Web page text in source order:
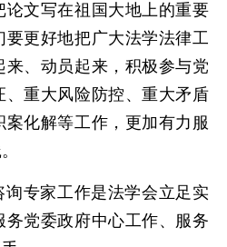
论文写在祖国大地上的重要
更好地把广大法学法律工
、动员起来，积极参与党
重大风险防控、重大矛盾
化解等工作，更加有力服
询专家工作是法学会立足实
务党委政府中心工作、服务